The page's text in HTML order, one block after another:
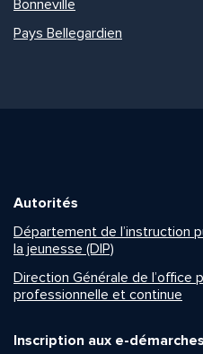
Bonneville
Pays Bellegardien
Autorités
Département de l’instruction
la jeunesse (DIP)
Direction Générale de l’office
professionnelle et continue
Inscription aux e-démarches